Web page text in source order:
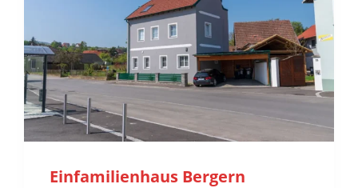
Einfamilienhaus Bergern